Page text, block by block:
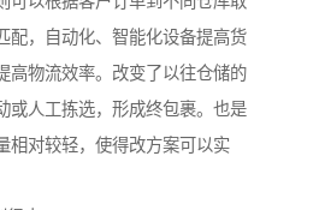
配，自动化、智能化设备提高货
高物流效率。改变了以往仓储的
或人工拣选，形成终包裹。也是
相对较轻，使得改方案可以实